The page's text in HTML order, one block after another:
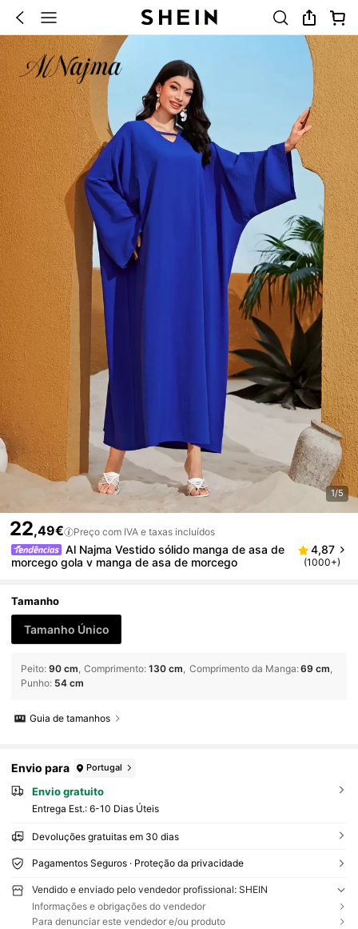
1/5
22,49€ Preço com IVA e taxas incluídos
Al Najma Vestido sólido manga de asa de
morcego gola v manga de asa de morcego
4,87
(1000+)
Tamanho
Tamanho Único
Peito: 90 cm Comprimento: 130 cm Comprimento da Manga:69 cm
Punho: 54 cm
Guia de tamanhos
Envio para Portugal
Envio gratuito
Entrega Est.: 6-10 Dias Úteis
Devoluções gratuitas em 30 dias
Pagamentos Seguros · Proteção da privacidade
Vendido e enviado pelo vendedor profissional: SHEIN
Informações e obrigações do vendedor
Para denunciar este vendedor e/ou produto